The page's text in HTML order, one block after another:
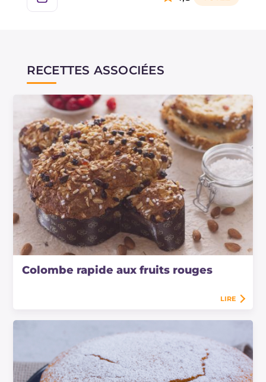
RECETTES ASSOCIÉES
Colombe rapide aux fruits rouges
LIRE